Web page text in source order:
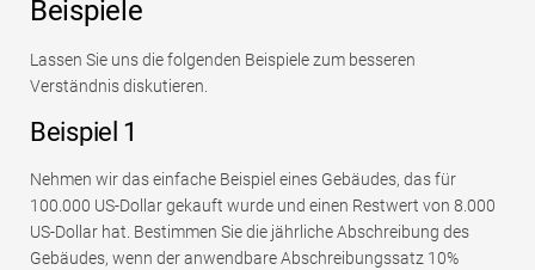
Beispiele
Lassen Sie uns die folgenden Beispiele zum besseren
Verständnis diskutieren.
Beispiel 1
Nehmen wir das einfache Beispiel eines Gebäudes, das für
100.000 US-Dollar gekauft wurde und einen Restwert von 8.000
US-Dollar hat. Bestimmen Sie die jährliche Abschreibung des
Gebäudes, wenn der anwendbare Abschreibungssatz 10%